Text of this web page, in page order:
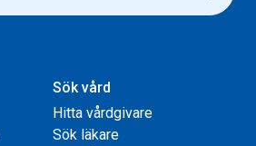
Sök vård
Hitta vårdgivare
Sök läkare